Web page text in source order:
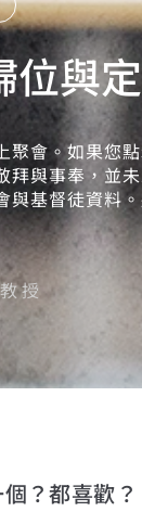
位與
會。如果您
與事奉，並
基督徒資料
授
？都喜歡？